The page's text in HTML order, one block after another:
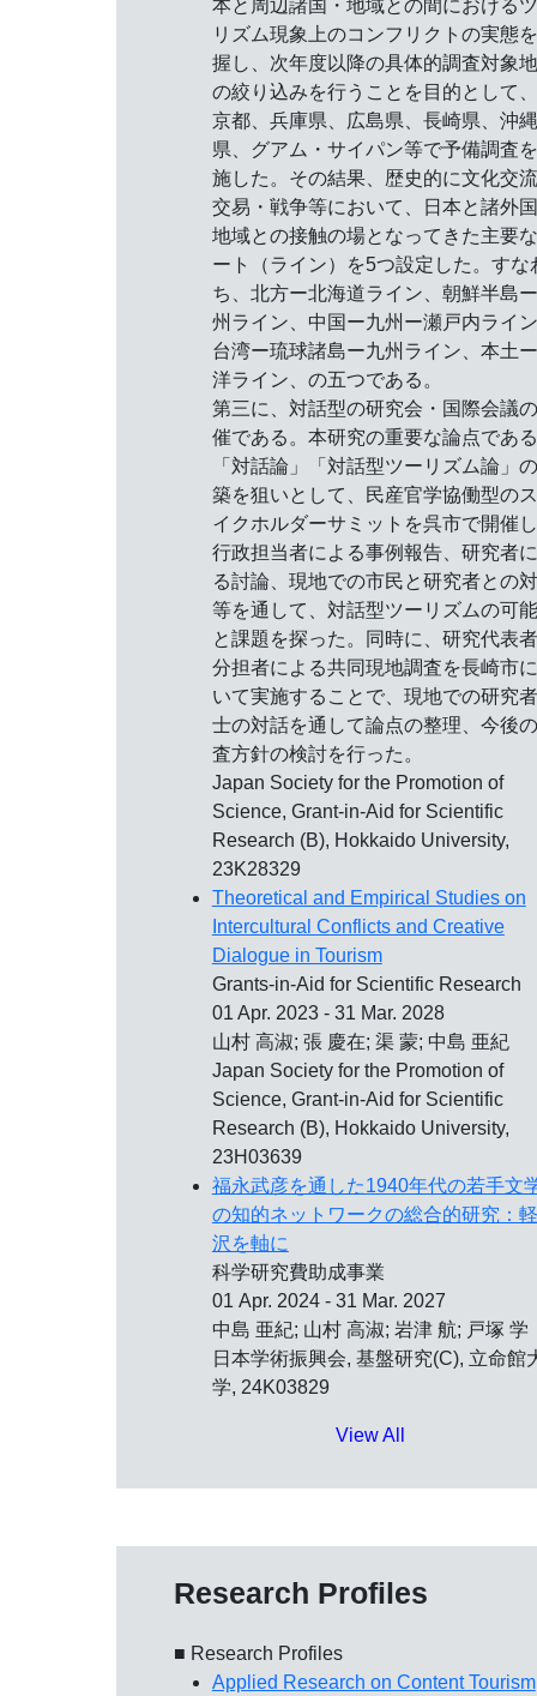
本と周辺諸国・地域との間における
リズム現象上のコンフリクトの実態
握し、次年度以降の具体的調査対象
の絞り込みを行うことを目的として
京都、兵庫県、広島県、長崎県、沖縄
県、グアム・サイパン等で予備調査
施した。その結果、歴史的に文化交
交易・戦争等において、日本と諸外
地域との接触の場となってきた主要
ート（ライン）を5つ設定した。すな
ち、北方ー北海道ライン、朝鮮半島
州ライン、中国ー九州ー瀬戸内ライ
台湾ー琉球諸島ー九州ライン、本土
洋ライン、の五つである。
第三に、対話型の研究会・国際会議
催である。本研究の重要な論点である
「対話論」「対話型ツーリズム論」
築を狙いとして、民産官学協働型の
イクホルダーサミットを呉市で開催
行政担当者による事例報告、研究者
る討論、現地での市民と研究者との
等を通して、対話型ツーリズムの可
と課題を探った。同時に、研究代表
分担者による共同現地調査を長崎市
いて実施することで、現地での研究
士の対話を通して論点の整理、今後
査方針の検討を行った。
Japan Society for the Promotion of
Science, Grant-in-Aid for Scientific
Research (B), Hokkaido University,
23K28329
Theoretical and Empirical Studies on
Intercultural Conflicts and Creative
Dialogue in Tourism
Grants-in-Aid for Scientific Research
01 Apr. 2023 - 31 Mar. 2028
山村 高淑; 張 慶在; 渠 蒙; 中島 亜紀
Japan Society for the Promotion of
Science, Grant-in-Aid for Scientific
Research (B), Hokkaido University,
23H03639
福永武彦を通した1940年代の若手文
の知的ネットワークの総合的研究：
沢を軸に
科学研究費助成事業
01 Apr. 2024 - 31 Mar. 2027
中島 亜紀; 山村 高淑; 岩津 航; 戸塚 学
日本学術振興会, 基盤研究(C), 立命館
学, 24K03829
View All
Research Profiles
■ Research Profiles
Applied Research on Content Tourism